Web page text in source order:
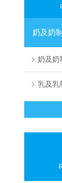
奶及奶
奶及奶
乳及乳